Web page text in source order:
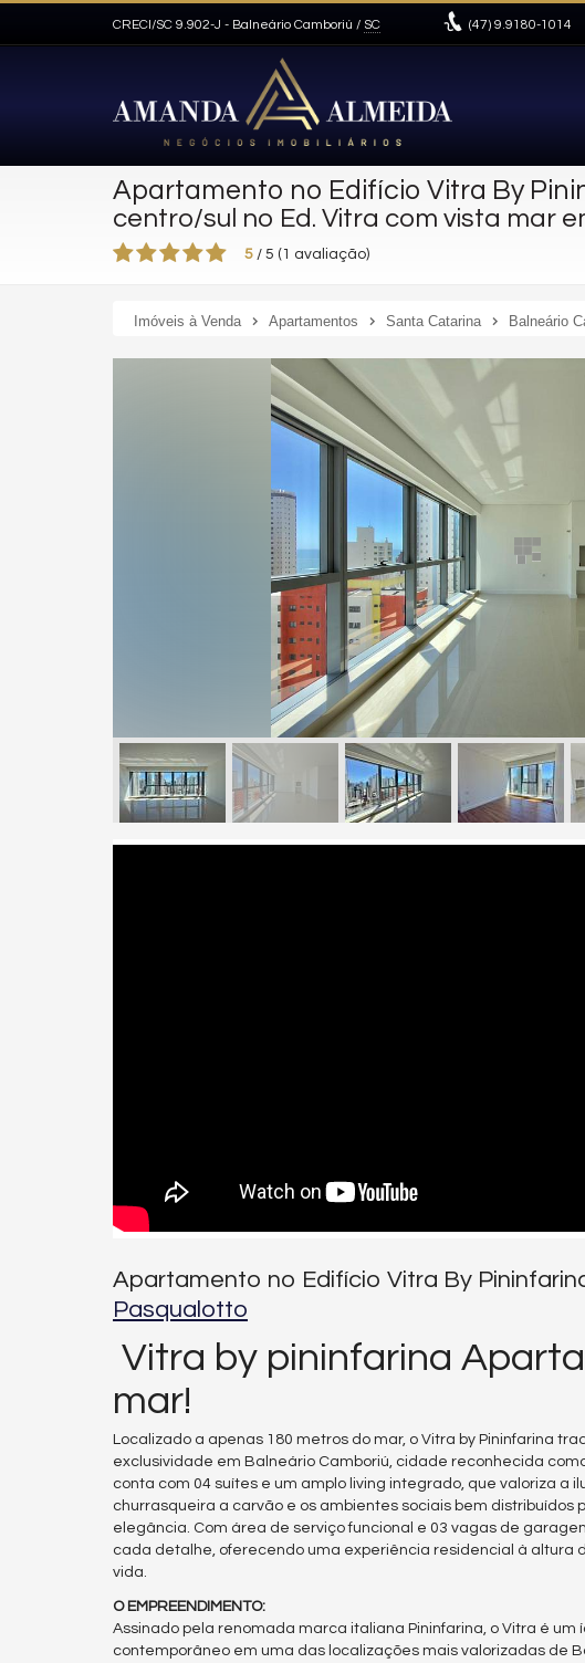
CRECI/SC 9.902-J - Balneário Camboriú / SC (47) 9.9180-1014
Apartamento no Edifício Vitra By
centro/sul no Ed. Vitra com vista mar
5 / 5 ( 1 avaliação)
Imóveis à Venda Apartamentos Santa Catarina Balneário
Apartamento no Edifício Vitra By
Pasqualotto
Vitra by pininfarina
mar!
Localizado a apenas 180 metros do mar, o Vitra by Pininfarina
exclusividade em Balneário Camboriú, cidade reconhecida
conta com 04 suítes e um amplo living integrado, que valoriza a
churrasqueira a carvão e os ambientes sociais bem
elegância. Com área de serviço funcional e 03 vagas de
cada detalhe, oferecendo uma experiência residencial à altura
vida.
O EMPREENDIMENTO:
Assinado pela renomada marca italiana Pininfarina, o Vitra é
contemporâneo em uma das localizações mais valorizadas de